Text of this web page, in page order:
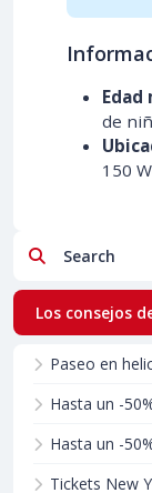
Edad
de
150
Search
Los consejos
Paseo en
Hasta un -
Hasta un -
Tickets New